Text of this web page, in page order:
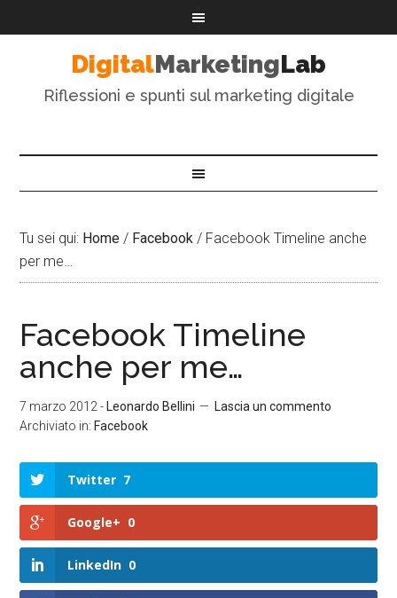
DigitalMarketingLab
Riflessioni e spunti sul marketing digitale
Tu sei qui: Home / Facebook / Facebook Timeline anche
per me…
Facebook Timeline
anche per me…
7 marzo 2012 - Leonardo Bellini
Lascia un commento
Archiviato in: Facebook
Twitter 7
Google+ 0
LinkedIn 0